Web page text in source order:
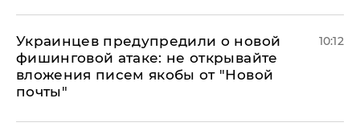
Украинцев предупредили о новой
фишинговой атаке: не открывайте
вложения писем якобы от "Новой
почты"
10:12